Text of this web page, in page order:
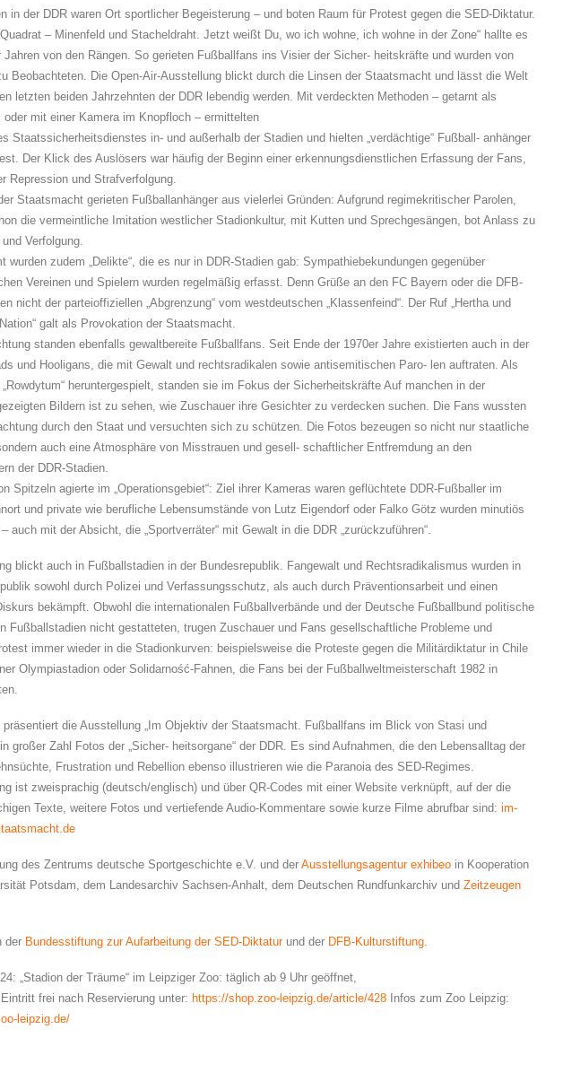
in der DDR waren Ort sportlicher Begeisterung – und boten Raum für Protest gegen die SED-Diktatur.
– Minenfeld und Stacheldraht. Jetzt weißt Du, wo ich wohne, ich wohne in der Zone“ hallte es
Jahren von den Rängen. So gerieten Fußballfans ins Visier der Sicher- heitskräfte und wurden von
Beobachteten. Die Open-Air-Ausstellung blickt durch die Linsen der Staatsmacht und lässt die Welt
letzten beiden Jahrzehnten der DDR lebendig werden. Mit verdeckten Methoden – getarnt als
oder mit einer Kamera im Knopfloch – ermittelten
Staatssicherheitsdienstes in- und außerhalb der Stadien und hielten „verdächtige“ Fußball- anhänger
Der Klick des Auslösers war häufig der Beginn einer erkennungsdienstlichen Erfassung der Fans,
Repression und Strafverfolgung.
Staatsmacht gerieten Fußballanhänger aus vielerlei Gründen: Aufgrund regimekritischer Parolen,
die vermeintliche Imitation westlicher Stadionkultur, mit Kutten und Sprechgesängen, bot Anlass zu
Verfolgung.
wurden zudem „Delikte“, die es nur in DDR-Stadien gab: Sympathiebekundungen gegenüber
Vereinen und Spielern wurden regelmäßig erfasst. Denn Grüße an den FC Bayern oder die DFB-
nicht der parteioffiziellen „Abgrenzung“ vom westdeutschen „Klassenfeind“. Der Ruf „Hertha und
galt als Provokation der Staatsmacht.
standen ebenfalls gewaltbereite Fußballfans. Seit Ende der 1970er Jahre existierten auch in der
und Hooligans, die mit Gewalt und rechtsradikalen sowie antisemitischen Paro- len auftraten. Als
heruntergespielt, standen sie im Fokus der Sicherheitskräfte Auf manchen in der
Bildern ist zu sehen, wie Zuschauer ihre Gesichter zu verdecken suchen. Die Fans wussten
durch den Staat und versuchten sich zu schützen. Die Fotos bezeugen so nicht nur staatliche
auch eine Atmosphäre von Misstrauen und gesell- schaftlicher Entfremdung an den
der DDR-Stadien.
Spitzeln agierte im „Operationsgebiet“: Ziel ihrer Kameras waren geflüchtete DDR-Fußballer im
und private wie berufliche Lebensumstände von Lutz Eigendorf oder Falko Götz wurden minutiös
auch mit der Absicht, die „Sportverräter“ mit Gewalt in die DDR „zurückzuführen“.
blickt auch in Fußballstadien in der Bundesrepublik. Fangewalt und Rechtsradikalismus wurden in
sowohl durch Polizei und Verfassungsschutz, als auch durch Präventionsarbeit und einen
bekämpft. Obwohl die internationalen Fußballverbände und der Deutsche Fußballbund politische
Fußballstadien nicht gestatteten, trugen Zuschauer und Fans gesellschaftliche Probleme und
immer wieder in die Stadionkurven: beispielsweise die Proteste gegen die Militärdiktatur in Chile
Olympiastadion oder Solidarność-Fahnen, die Fans bei der Fußballweltmeisterschaft 1982 in
präsentiert die Ausstellung „Im Objektiv der Staatsmacht. Fußballfans im Blick von Stasi und
großer Zahl Fotos der „Sicher- heitsorgane“ der DDR. Es sind Aufnahmen, die den Lebensalltag der
Frustration und Rebellion ebenso illustrieren wie die Paranoia des SED-Regimes.
ist zweisprachig (deutsch/englisch) und über QR-Codes mit einer Website verknüpft, auf der die
Texte, weitere Fotos und vertiefende Audio-Kommentare sowie kurze Filme abrufbar sind: im-
des Zentrums deutsche Sportgeschichte e.V. und der Ausstellungsagentur exhibeo in Kooperation
Potsdam, dem Landesarchiv Sachsen-Anhalt, dem Deutschen Rundfunkarchiv und Zeitzeugen
der Bundesstiftung zur Aufarbeitung der SED-Diktaturund der DFB-Kulturstiftung.
„Stadion der Träume“ im Leipziger Zoo: täglich ab 9 Uhr geöffnet,
frei nach Reservierung unter: https://shop.zoo-leipzig.de/article/428 Infos zum Zoo Leipzig:
leipzig.de/